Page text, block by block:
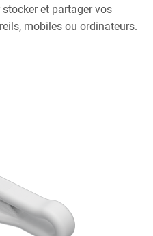
stocker et partager vos
mobiles ou ordinateurs.